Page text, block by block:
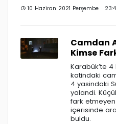
10 Haziran 2021 Perşembe
Camdan
Kimse
Karabük’te
katindaki
4 yasindaki
yalandi.
fark
içerisinde
buldu.